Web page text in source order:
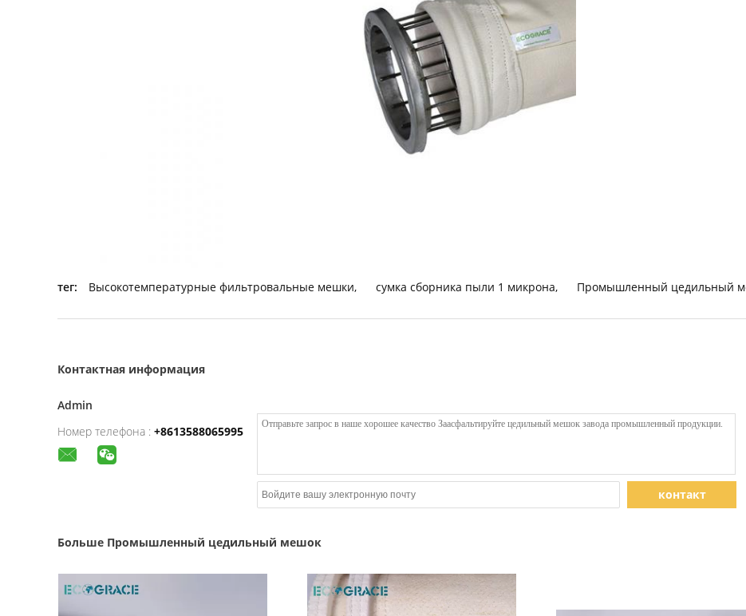
тег: Высокотемпературные фильтровальные мешки, сумка сборника пыли 1 микрона, Промышленный цедильный
Контактная информация
Admin
Номер телефона : +8613588065995
контакт
Больше Промышленный цедильный мешок